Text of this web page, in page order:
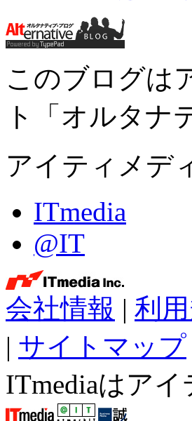
このブログは
ト「オルタナ
アイティメデ
ITmedia
@IT
会社情報 | 利
| サイトマップ
ITmediaはア